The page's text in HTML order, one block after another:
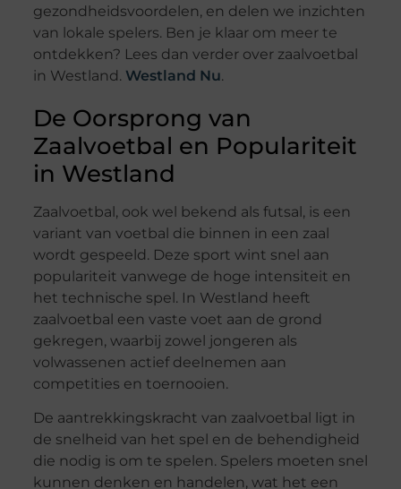
gezondheidsvoordelen, en delen we inzichten
van lokale spelers. Ben je klaar om meer te
ontdekken? Lees dan verder over zaalvoetbal
in Westland. Westland Nu.
De Oorsprong van
Zaalvoetbal en Populariteit
in Westland
Zaalvoetbal, ook wel bekend als futsal, is een
variant van voetbal die binnen in een zaal
wordt gespeeld. Deze sport wint snel aan
populariteit vanwege de hoge intensiteit en
het technische spel. In Westland heeft
zaalvoetbal een vaste voet aan de grond
gekregen, waarbij zowel jongeren als
volwassenen actief deelnemen aan
competities en toernooien.
De aantrekkingskracht van zaalvoetbal ligt in
de snelheid van het spel en de behendigheid
die nodig is om te spelen. Spelers moeten snel
kunnen denken en handelen, wat het een